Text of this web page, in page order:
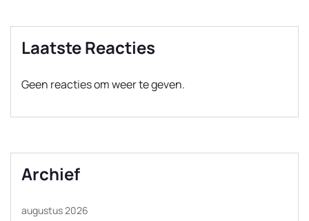
Laatste Reacties
Geen reacties om weer te geven.
Archief
augustus 2026